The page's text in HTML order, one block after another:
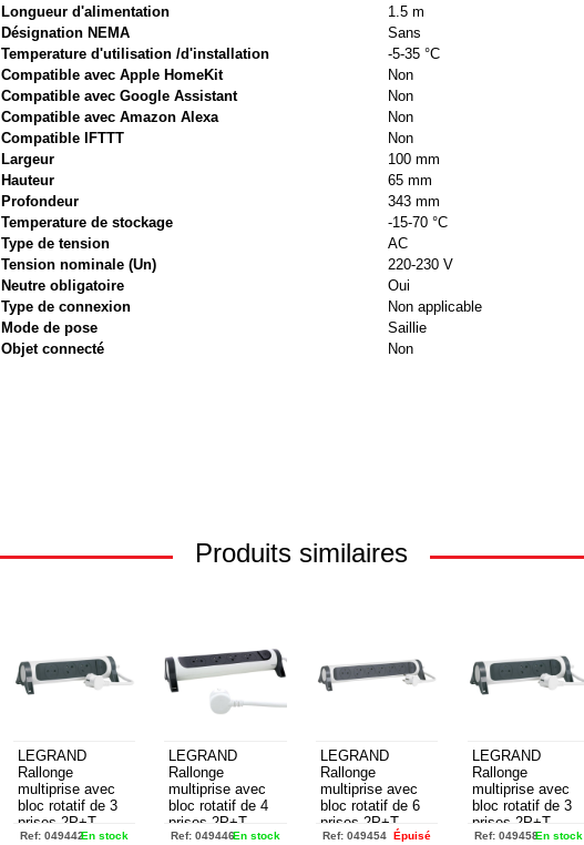
Longueur d'alimentation
1.5 m
Désignation NEMA
Sans
Temperature d'utilisation /d'installation
-5-35 °C
Compatible avec Apple HomeKit
Non
Compatible avec Google Assistant
Non
Compatible avec Amazon Alexa
Non
Compatible IFTTT
Non
Largeur
100 mm
Hauteur
65 mm
Profondeur
343 mm
Temperature de stockage
-15-70 °C
Type de tension
AC
Tension nominale (Un)
220-230 V
Neutre obligatoire
Oui
Type de connexion
Non applicable
Mode de pose
Saillie
Objet connecté
Non
Produits similaires
LEGRAND
Rallonge
multiprise avec
bloc rotatif de 3
prises 2P+T
Surface ,
Ref: 049442En stock
LEGRAND
Rallonge
multiprise avec
bloc rotatif de 4
prises 2P+T
Surface ,
Ref:049446En stock
LEGRAND
Rallonge
multiprise avec
bloc rotatif de 6
prises 2P+T
Surface ,
Ref: 049454 Épuisé
LEGRAND
Rallonge
multiprise avec
bloc rotatif de 3
prises 2P+T
Surface ,
Ref: 049458En stock